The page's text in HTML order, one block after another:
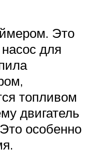
Это
для
топливом
двигатель
особенно